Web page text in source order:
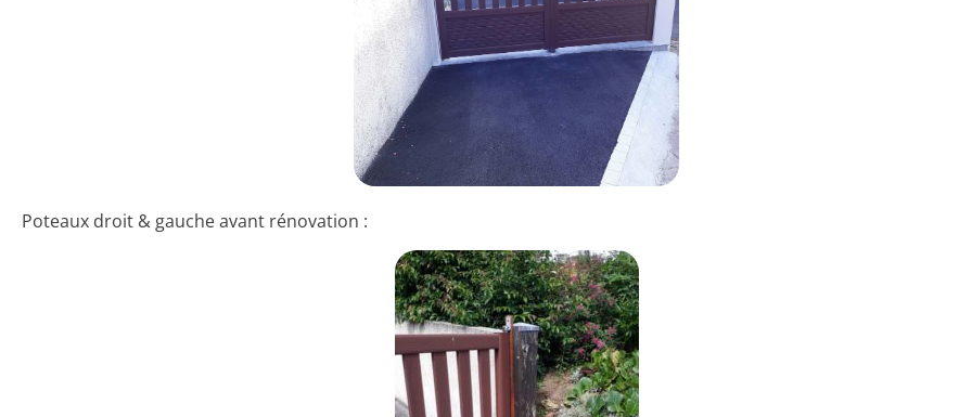
Poteaux droit & gauche avant rénovation :